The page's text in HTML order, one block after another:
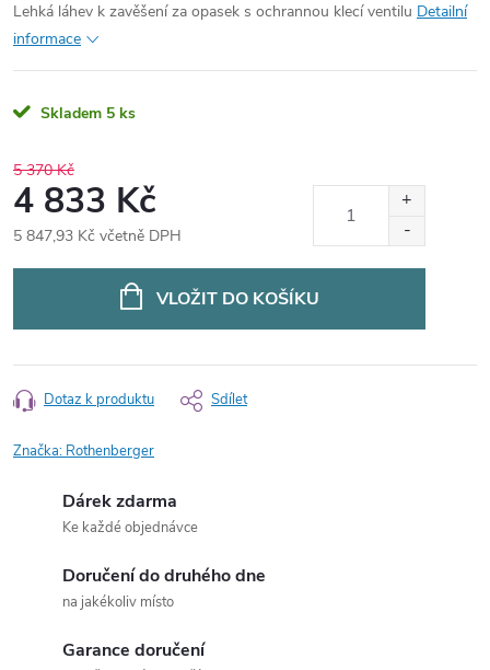
Lehká láhev k zavěšení za opasek s ochrannou klecí ventilu Detailní
informace
Skladem 5 ks
5 370 Kč
4 833 Kč
5 847,93 Kč včetně DPH
VLOŽIT DO KOŠÍKU
Dotaz k produktu Sdílet
Značka: Rothenberger
Dárek zdarma
Ke každé objednávce
Doručení do druhého dne
na jakékoliv místo
Garance doručení